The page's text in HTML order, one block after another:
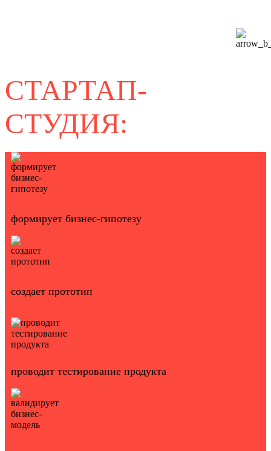
СТАРТАП-
СТУДИЯ:
формирует бизнес-гипотезу
создает прототип
проводит тестирование продукта